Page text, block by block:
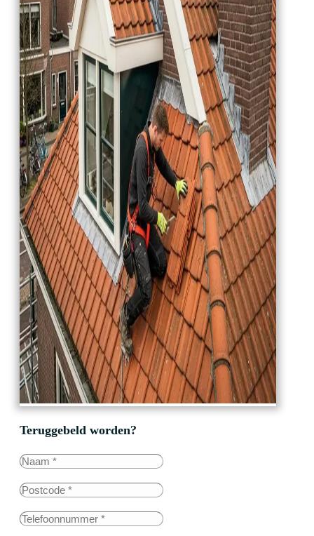
Teruggebeld worden?